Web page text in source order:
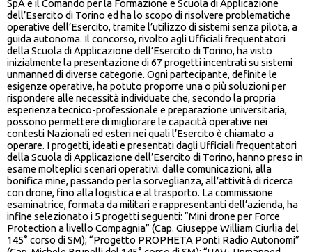
SpA e il Comando per la Formazione e Scuola di Applicazione
dell’Esercito di Torino ed ha lo scopo di risolvere problematiche
operative dell’Esercito, tramite l’utilizzo di sistemi senza pilota, a
guida autonoma. Il concorso, rivolto agli Ufficiali frequentatori
della Scuola di Applicazione dell’Esercito di Torino, ha visto
inizialmente la presentazione di 67 progetti incentrati su sistemi
unmanned di diverse categorie. Ogni partecipante, definite le
esigenze operative, ha potuto proporre una o più soluzioni per
rispondere alle necessità individuate che, secondo la propria
esperienza tecnico-professionale e preparazione universitaria,
possono permettere di migliorare le capacità operative nei
contesti Nazionali ed esteri nei quali l’Esercito è chiamato a
operare. I progetti, ideati e presentati dagli Ufficiali frequentatori
della Scuola di Applicazione dell’Esercito di Torino, hanno preso in
esame molteplici scenari operativi: dalle comunicazioni, alla
bonifica mine, passando per la sorveglianza, all’attività di ricerca
con drone, fino alla logistica e al trasporto. La commissione
esaminatrice, formata da militari e rappresentanti dell’azienda, ha
infine selezionato i 5 progetti seguenti: “Mini drone per Force
Protection a livello Compagnia” (Cap. Giuseppe William Ciurlia del
145° corso di SM); “Progetto PROPHETA Ponti Radio Autonomi”